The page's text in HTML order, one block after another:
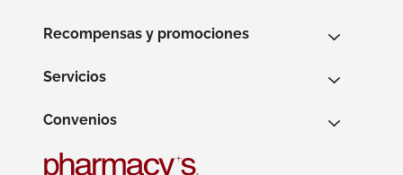
Recompensas y promociones
Servicios
Convenios